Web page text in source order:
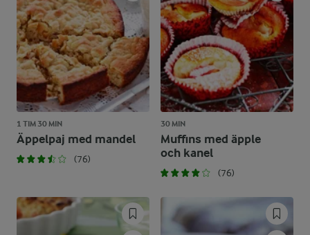
1 TIM 30 MIN
Äppelpaj med mandel
(76)
30 MIN
Muffins med äpple
och kanel
(76)